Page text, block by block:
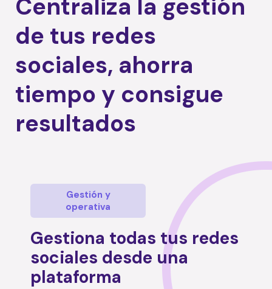
Centraliza la gestión
de tus redes
sociales, ahorra
tiempo y consigue
resultados
Gestión y
operativa
Gestiona todas tus redes
sociales desde una
plataforma